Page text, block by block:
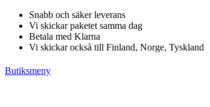
Hoppa
innehåll
Snabb och säker leverans
Vi skickar paketet samma dag
Betala med Klarna
Vi skickar också till Finland, Norge, Tyskland
Butiksmeny